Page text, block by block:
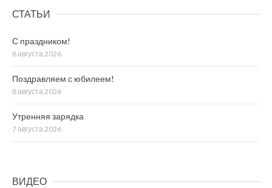
СТАТЬИ
С праздником!
8 августа 2026
Поздравляем с юбилеем!
8 августа 2026
Утренняя зарядка
7 августа 2026
ВИДЕО